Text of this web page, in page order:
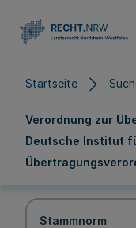
Startseite
Verordnung zur
Deutsche Institut
Stammnorm